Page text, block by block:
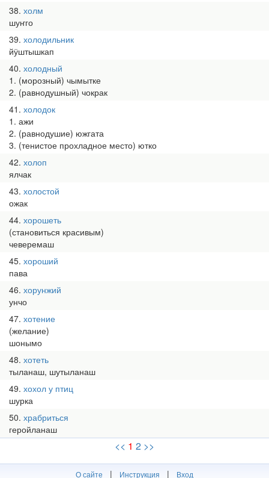
38 холм
шуҥго
39 холодильник
йӱштышкап
40 холодный
1. (морозный) чымытке
2. (равнодушный) чокрак
41 холодок
1. ажи
2. (равнодушие) южгата
3. (тенистое прохладное место) ютко
42 холоп
ялчак
43 холостой
ожак
44 хорошеть
(становиться красивым)
чеверемаш
45 хороший
пава
46 хорунжий
унчо
47 хотение
(желание)
шонымо
48 хотеть
тыланаш, шутыланаш
49 хохол у птиц
шурка
50 храбриться
геройланаш
<< 1 2 >>
О сайте | Инструкция | Вход